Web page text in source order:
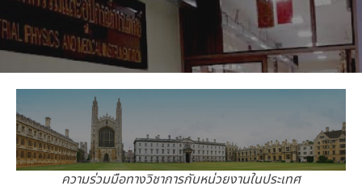
ความร่วมมือทางวิชาการกับหน่วยงานในประเทศ